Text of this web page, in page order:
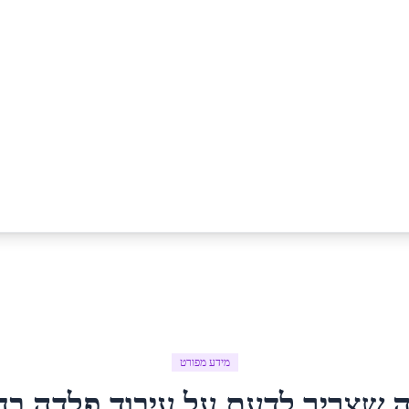
מידע מפורט